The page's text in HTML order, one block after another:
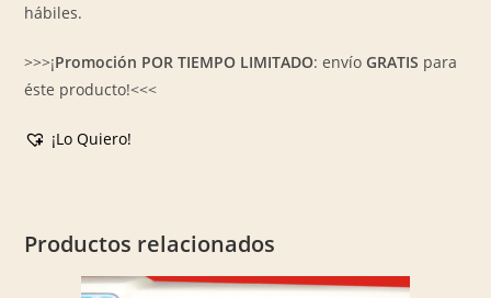
hábiles.
>>>¡Promoción POR TIEMPO LIMITADO: envíoGRATIS para
éste producto!<<<
¡Lo Quiero!
Productos relacionados